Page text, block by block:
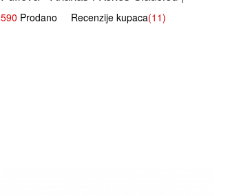
Tropski Desert
590 Prodano Recenzije kupaca(11)